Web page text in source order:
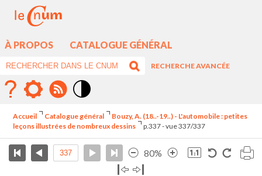
À PROPOS CATALOGUE GÉNÉRAL
RECHERCHE AVANCÉE
élévé
Accueil Catalogue général
Bouzy, A. (18..-19..) - L'automobile : petites
leçons illustrées de nombreux dessins
p.337 - vue 337/337
80%